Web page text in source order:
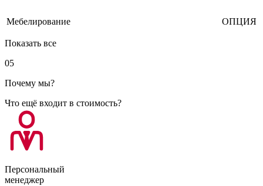
Мебелирование ОПЦИЯ
Показать все
05
Почему мы?
Что ещё входит в стоимость?
Персональный
менеджер